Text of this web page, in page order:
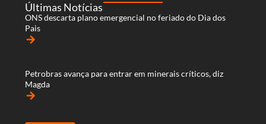
Últimas Notícias
ONS descarta plano emergencial no feriado do Dia dos
Pais
arrow_forward
Petrobras avança para entrar em minerais críticos, diz
Magda
arrow_forward